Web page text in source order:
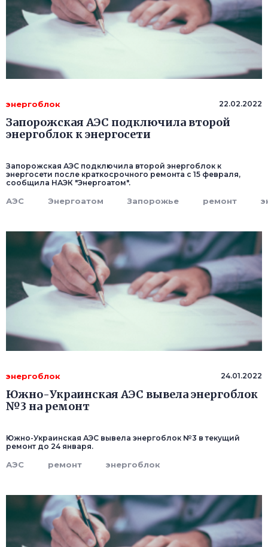
энергоблок 22.02.2022
Запорожская АЭС подключила второй
энергоблок к энергосети
Запорожская АЭС подключила второй энергоблок к
энергосети после краткосрочного ремонта с 15 февраля,
сообщила НАЭК "Энергоатом".
АЭС Энергоатом Запорожье ремонт
энергоблок 24.01.2022
Южно-Украинская АЭС вывела энергоблок
№3 на ремонт
Южно-Украинская АЭС вывела энергоблок №3 в текущий
ремонт до 24 января.
АЭС ремонт энергоблок